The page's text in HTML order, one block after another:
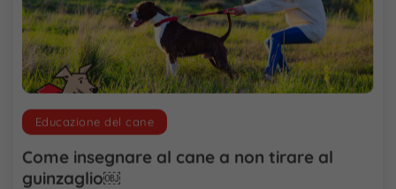
Educazione del cane
Come insegnare al cane a non tirare al
guinzaglio￼